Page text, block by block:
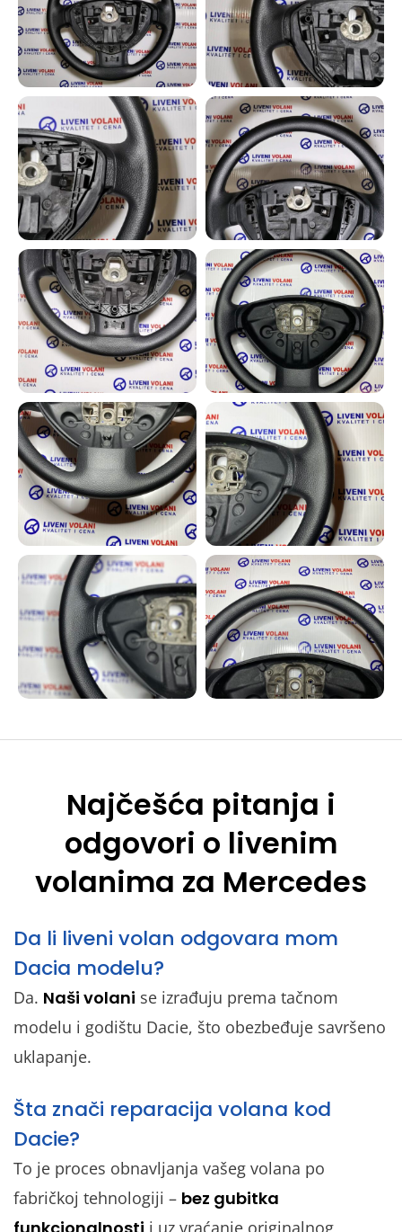
Najčešća pitanja i
odgovori o livenim
volanima za Mercedes
Da li liveni volan odgovara mom
Dacia modelu?
Da. Naši volani se izrađuju prema tačnom
modelu i godištu Dacie, što obezbeđuje savršeno
uklapanje.
Šta znači reparacija volana kod
Dacie?
To je proces obnavljanja vašeg volana po
fabričkoj tehnologiji – bez gubitka
i uz vraćanje originalnog